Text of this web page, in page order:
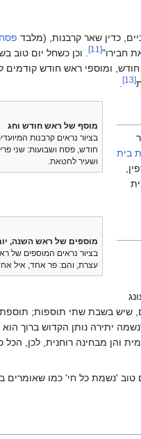
כדין שאר קרבנות, (מלבד פסח
חבירו"[11]
. וכן כשחל יום טוב
ומוספי ראש חודש קודמים
[13]
מוסף של ראש חודש וחג
בציור נראים קרבנות
חודש, פסח ושבועות: שני
ושעיר לחטאת.
בית
מוספים של ראש השנה,
בציור נראים המוספים של
עצרת, והם: פר אחד, איל
שיש בשבת שתי תוספות;
יתירה נותן הקדוש ברוך
והן מבחינה רוחנית, לכן,
טוב 'נשמת כל חי' כמו